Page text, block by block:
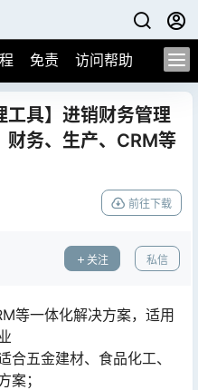
免责 访问帮助
工具】进销财务管理
财务、生产、CRM等
前往下载
关注 私信
等一体化解决方案，适用
合五金建材、食品化工、
案；